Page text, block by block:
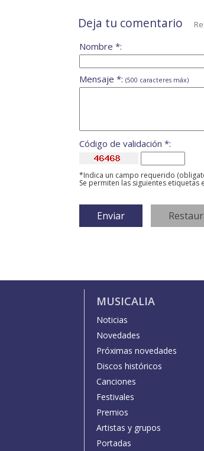
Deja tu comentario
Nombre *:
Mensaje *: (500 caracteres máx)
Código de validación *:
*Indica un campo requerido
Se permiten las siguientes etiquetas
MUSICALIA
Noticias
Novedades
Próximas novedades
Discos históricos
Canciones
Festivales
Premios
Artistas y grupos
Portadas